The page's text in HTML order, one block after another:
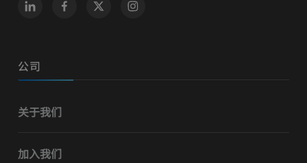
公司
关于我们
加入我们